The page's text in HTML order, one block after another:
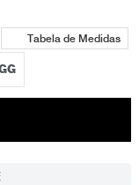
Tabela de Medidas